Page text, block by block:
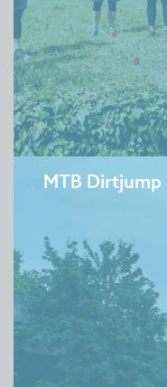
​Follow us
Newsletter